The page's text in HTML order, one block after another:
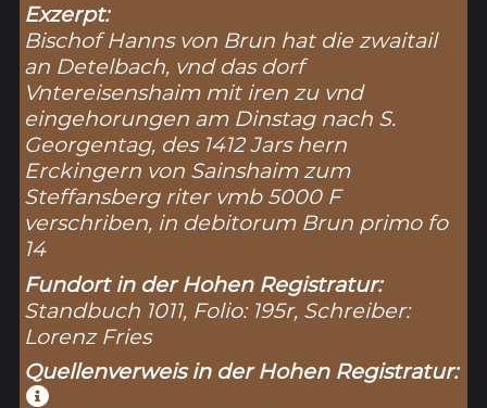
Exzerpt:
Bischof Hanns von Brun hat die zwaitail
an Detelbach, vnd das dorf
Vntereisenshaim mit iren zu vnd
eingehorungen am Dinstag nach S.
Georgentag, des 1412 Jars hern
Erckingern von Sainshaim zum
Steffansberg riter vmb 5000 F
verschriben, in debitorum Brun primo fo
14
Fundort in der Hohen Registratur:
Standbuch 1011, Folio: 195r, Schreiber:
Lorenz Fries
Quellenverweis in der Hohen Registratur: